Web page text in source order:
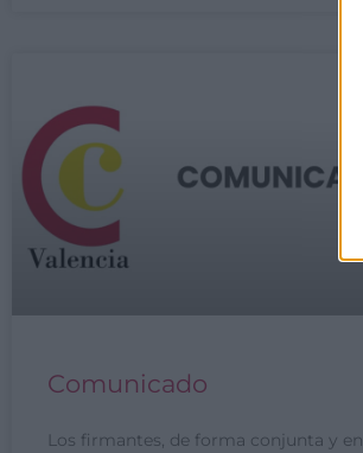
Comunicado
Los firmantes, de forma conjunta y en